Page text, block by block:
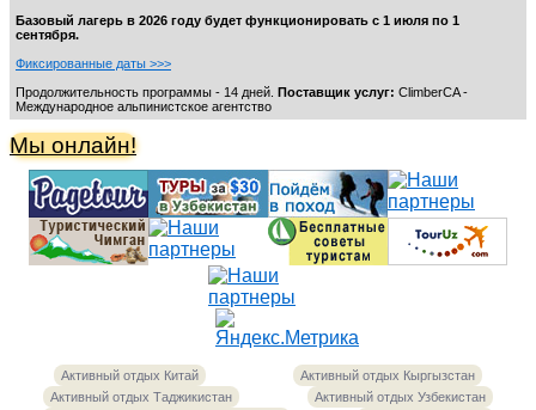
Базовый лагерь в 2026 году будет функционировать с 1 июля по 1
сентября.
Фиксированные даты >>>
Продолжительность программы - 14 дней. Поставщик услуг: ClimberCA -
Международное альпинистское агентство
Мы онлайн!
Активный отдых Китай
Активный отдых Кыргызстан
Активный отдых Таджикистан
Активный отдых Узбекистан